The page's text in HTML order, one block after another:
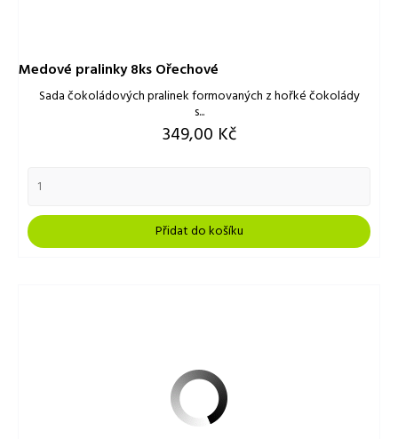
Medové pralinky 8ks Ořechové
Sada čokoládových pralinek formovaných z hořké čokolády
s...
Cena
349,00 Kč
Přidat do košíku